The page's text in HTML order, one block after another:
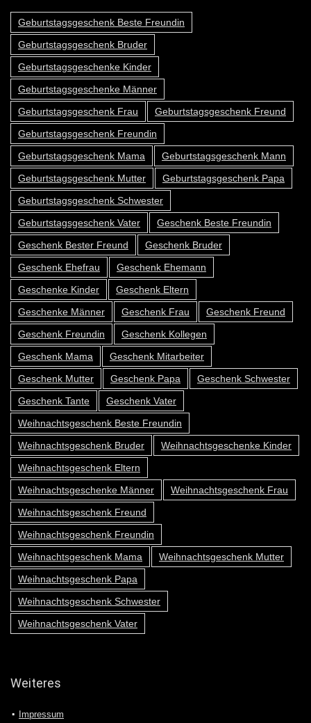
Geburtstagsgeschenk Beste Freundin
Geburtstagsgeschenk Bruder
Geburtstagsgeschenke Kinder
Geburtstagsgeschenke Männer
Geburtstagsgeschenk Frau
Geburtstagsgeschenk Freund
Geburtstagsgeschenk Freundin
Geburtstagsgeschenk Mama
Geburtstagsgeschenk Mann
Geburtstagsgeschenk Mutter
Geburtstagsgeschenk Papa
Geburtstagsgeschenk Schwester
Geburtstagsgeschenk Vater
Geschenk Beste Freundin
Geschenk Bester Freund
Geschenk Bruder
Geschenk Ehefrau
Geschenk Ehemann
Geschenke Kinder
Geschenk Eltern
Geschenke Männer
Geschenk Frau
Geschenk Freund
Geschenk Freundin
Geschenk Kollegen
Geschenk Mama
Geschenk Mitarbeiter
Geschenk Mutter
Geschenk Papa
Geschenk Schwester
Geschenk Tante
Geschenk Vater
Weihnachtsgeschenk Beste Freundin
Weihnachtsgeschenk Bruder
Weihnachtsgeschenke Kinder
Weihnachtsgeschenk Eltern
Weihnachtsgeschenke Männer
Weihnachtsgeschenk Frau
Weihnachtsgeschenk Freund
Weihnachtsgeschenk Freundin
Weihnachtsgeschenk Mama
Weihnachtsgeschenk Mutter
Weihnachtsgeschenk Papa
Weihnachtsgeschenk Schwester
Weihnachtsgeschenk Vater
Weiteres
Impressum